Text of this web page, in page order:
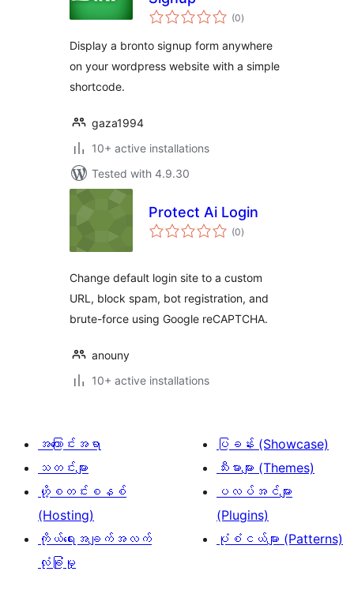
(0total
ratings
)
Display a bronto signup form anywhere
on your wordpress website with a simple
shortcode.
gaza1994
10+ active installations
Tested with 4.9.30
Protect Ai Login
(0total
ratings
)
Change default login site to a custom
URL, block spam, bot registration, and
brute-force using Google reCAPTCHA.
anouny
10+ active installations
အကြောင်းအရာ
သတင်းများ
ဟို့စတင်းစနစ်
(Hosting)
ကိုယ်ရေးအချက်အလက်
လုံခြုံမှု
ပြခန်း (Showcase)
သီးမားများ (Themes)
ပလပ်အင်များ
(Plugins)
ပုံစံငယ်များ (Patterns)